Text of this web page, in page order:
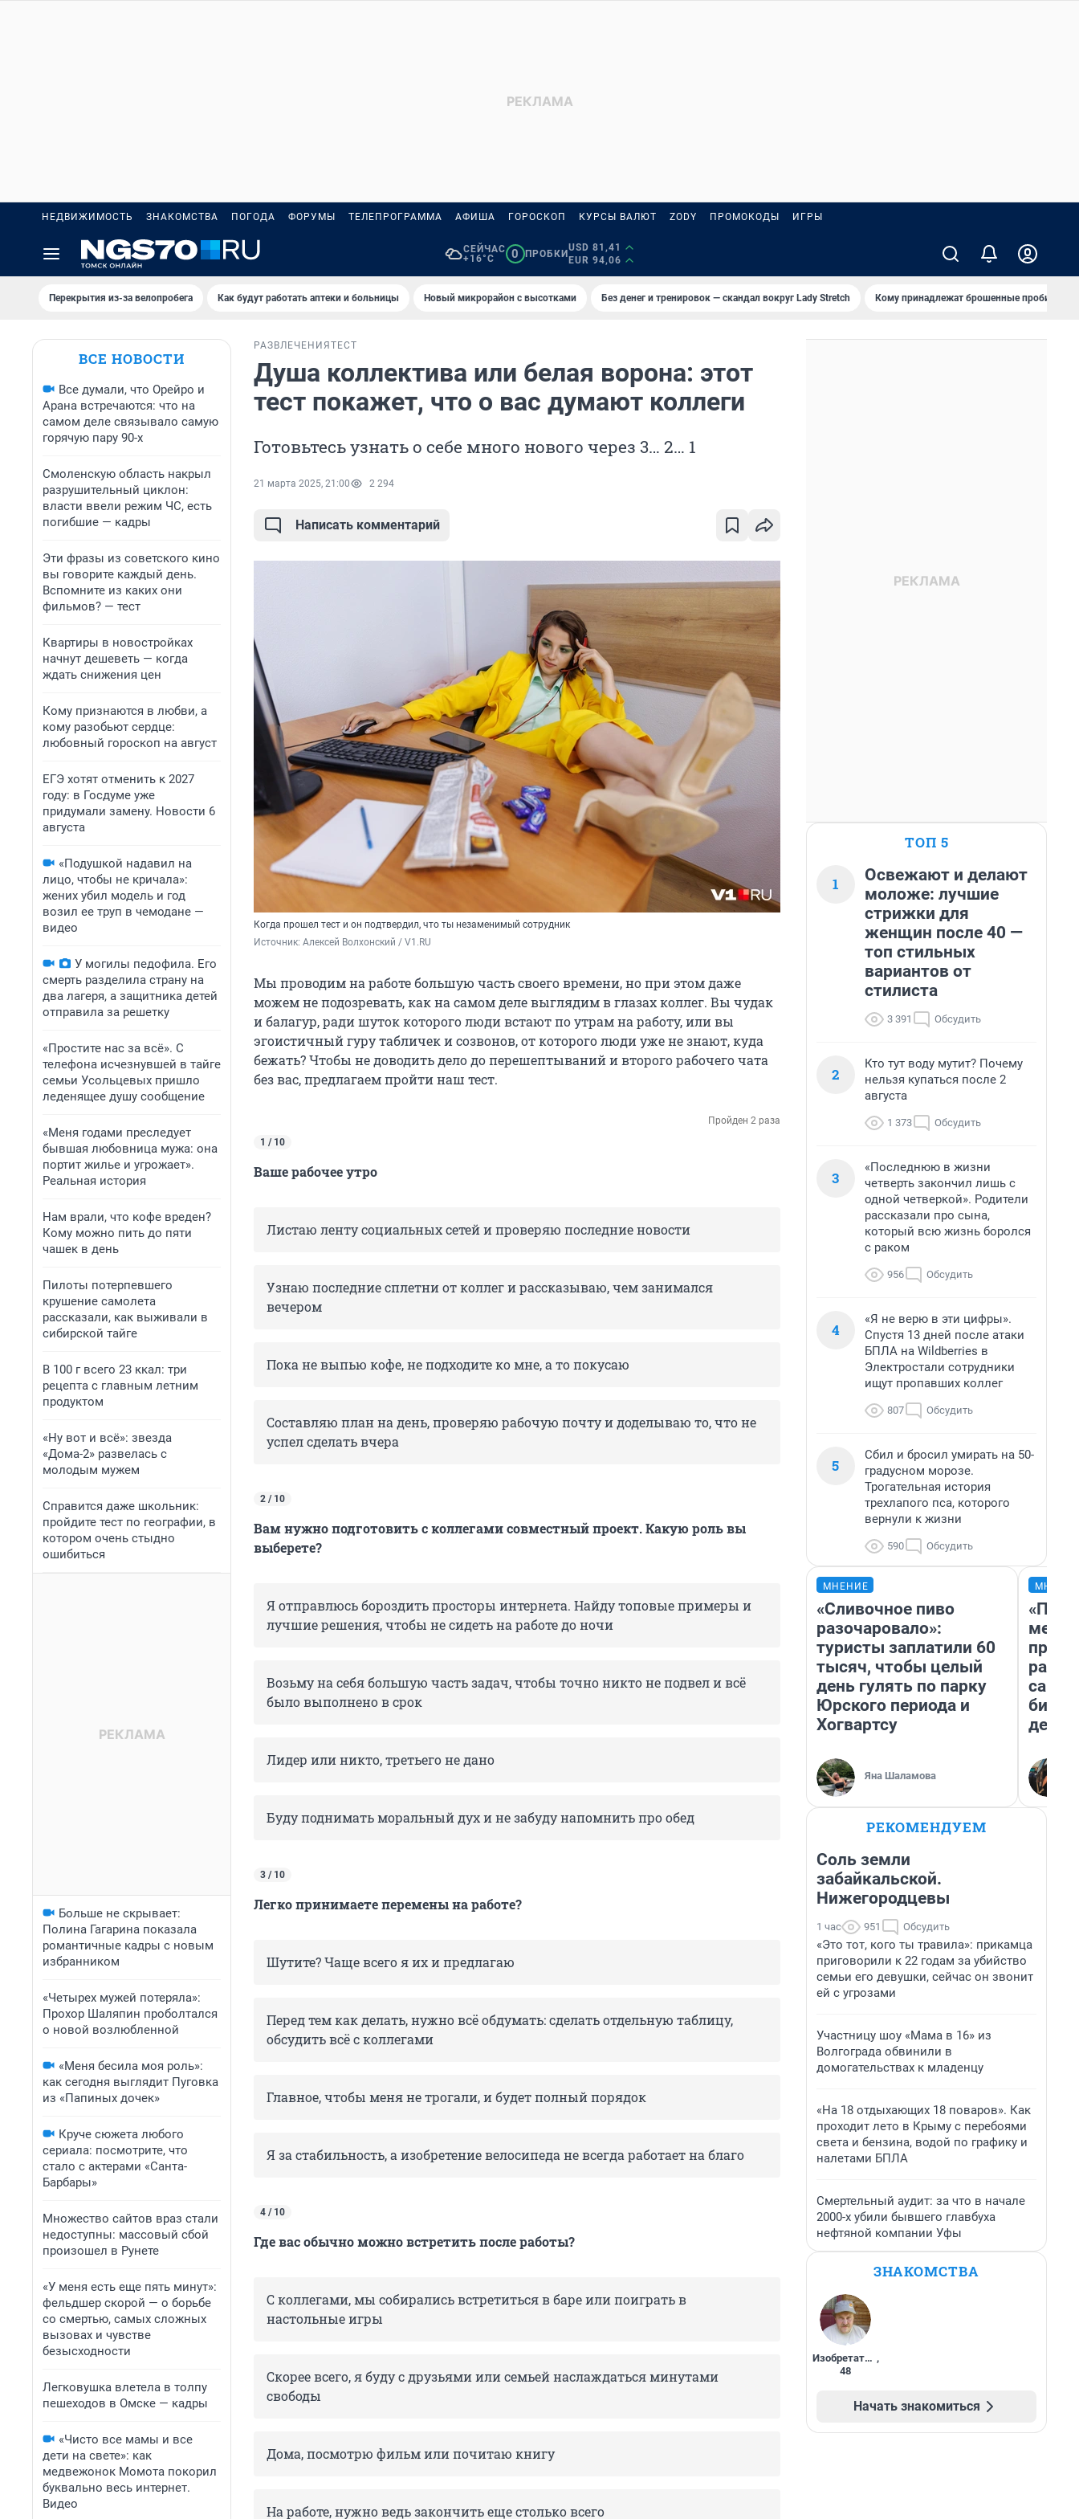
НЕДВИЖИМОСТЬ ЗНАКОМСТВА ПОГОДА ФОРУМЫ ТЕЛЕПРОГРАММА АФИША ГОРОСКОП КУРСЫ ВАЛЮТ ZODY ПРОМОКОДЫ ИГРЫ
СЕЙЧАС
+16°C
0 ПРОБКИ
USD 81,41
EUR 94,06
Перекрытия из-за велопробега Как будут работать аптеки и больницы Новый микрорайон с высотками Без денег и тренировок — скандал вокруг Lady Stretch Кому принадлежат брошенные пробирки?
ВСЕ НОВОСТИ
Все думали, что Орейро и
Арана встречаются: что на
самом деле связывало самую
горячую пару 90-х
Смоленскую область накрыл
разрушительный циклон:
власти ввели режим ЧС, есть
погибшие — кадры
Эти фразы из советского кино
вы говорите каждый день.
Вспомните из каких они
фильмов? — тест
Квартиры в новостройках
начнут дешеветь — когда
ждать снижения цен
Кому признаются в любви, а
кому разобьют сердце:
любовный гороскоп на август
ЕГЭ хотят отменить к 2027
году: в Госдуме уже
придумали замену. Новости 6
августа
«Подушкой надавил на
лицо, чтобы не кричала»:
жених убил модель и год
возил ее труп в чемодане —
видео
У могилы педофила. Его
смерть разделила страну на
два лагеря, а защитника детей
отправила за решетку
«Простите нас за всё». С
телефона исчезнувшей в тайге
семьи Усольцевых пришло
леденящее душу сообщение
«Меня годами преследует
бывшая любовница мужа: она
портит жилье и угрожает».
Реальная история
Нам врали, что кофе вреден?
Кому можно пить до пяти
чашек в день
Пилоты потерпевшего
крушение самолета
рассказали, как выживали в
сибирской тайге
В 100 г всего 23 ккал: три
рецепта с главным летним
продуктом
«Ну вот и всё»: звезда
«Дома-2» развелась с
молодым мужем
Справится даже школьник:
пройдите тест по географии, в
котором очень стыдно
ошибиться
Больше не скрывает:
Полина Гагарина показала
романтичные кадры с новым
избранником
«Четырех мужей потеряла»:
Прохор Шаляпин проболтался
о новой возлюбленной
«Меня бесила моя роль»:
как сегодня выглядит Пуговка
из «Папиных дочек»
Круче сюжета любого
сериала: посмотрите, что
стало с актерами «Санта-
Барбары»
Множество сайтов враз стали
недоступны: массовый сбой
произошел в Рунете
«У меня есть еще пять минут»:
фельдшер скорой — о борьбе
со смертью, самых сложных
вызовах и чувстве
безысходности
Легковушка влетела в толпу
пешеходов в Омске — кадры
«Чисто все мамы и все
дети на свете»: как
медвежонок Момота покорил
буквально весь интернет.
Видео
РАЗВЛЕЧЕНИЯ ТЕСТ
Душа коллектива или белая ворона: этот
тест покажет, что о вас думают коллеги
Готовьтесь узнать о себе много нового через 3… 2… 1
21 марта 2025, 21:00 2 294
Написать комментарий
Когда прошел тест и он подтвердил, что ты незаменимый сотрудник
Источник: Алексей Волхонский / V1.RU
Мы проводим на работе большую часть своего времени, но при этом даже
можем не подозревать, как на самом деле выглядим в глазах коллег. Вы чудак
и балагур, ради шуток которого люди встают по утрам на работу, или вы
эгоистичный гуру табличек и созвонов, от которого люди уже не знают, куда
бежать? Чтобы не доводить дело до перешептываний и второго рабочего чата
без вас, предлагаем пройти наш тест.
Пройден 2 раза
1 / 10
Ваше рабочее утро
Листаю ленту социальных сетей и проверяю последние новости
Узнаю последние сплетни от коллег и рассказываю, чем занимался
вечером
Пока не выпью кофе, не подходите ко мне, а то покусаю
Составляю план на день, проверяю рабочую почту и доделываю то, что не
успел сделать вчера
2 / 10
Вам нужно подготовить с коллегами совместный проект. Какую роль вы
выберете?
Я отправлюсь бороздить просторы интернета. Найду топовые примеры и
лучшие решения, чтобы не сидеть на работе до ночи
Возьму на себя большую часть задач, чтобы точно никто не подвел и всё
было выполнено в срок
Лидер или никто, третьего не дано
Буду поднимать моральный дух и не забуду напомнить про обед
3 / 10
Легко принимаете перемены на работе?
Шутите? Чаще всего я их и предлагаю
Перед тем как делать, нужно всё обдумать: сделать отдельную таблицу,
обсудить всё с коллегами
Главное, чтобы меня не трогали, и будет полный порядок
Я за стабильность, а изобретение велосипеда не всегда работает на благо
4 / 10
Где вас обычно можно встретить после работы?
С коллегами, мы собирались встретиться в баре или поиграть в
настольные игры
Скорее всего, я буду с друзьями или семьей наслаждаться минутами
свободы
Дома, посмотрю фильм или почитаю книгу
На работе, нужно ведь закончить еще столько всего
ТОП 5
1
Освежают и делают
моложе: лучшие
стрижки для
женщин после 40 —
топ стильных
вариантов от
стилиста
3 391 Обсудить
2
Кто тут воду мутит? Почему
нельзя купаться после 2
августа
1 373 Обсудить
3
«Последнюю в жизни
четверть закончил лишь с
одной четверкой». Родители
рассказали про сына,
который всю жизнь боролся
с раком
956 Обсудить
4
«Я не верю в эти цифры».
Спустя 13 дней после атаки
БПЛА на Wildberries в
Электростали сотрудники
ищут пропавших коллег
807 Обсудить
5
Сбил и бросил умирать на 50-
градусном морозе.
Трогательная история
трехлапого пса, которого
вернули к жизни
590 Обсудить
МНЕНИЕ
«Сливочное пиво
разочаровало»:
туристы заплатили 60
тысяч, чтобы целый
день гулять по парку
Юрского периода и
Хогвартсу
Яна Шаламова
РЕКОМЕНДУЕМ
Соль земли
забайкальской.
Нижегородцевы
1 час 951 Обсудить
«Это тот, кого ты травила»: прикамца
приговорили к 22 годам за убийство
семьи его девушки, сейчас он звонит
ей с угрозами
Участницу шоу «Мама в 16» из
Волгограда обвинили в
домогательствах к младенцу
«На 18 отдыхающих 18 поваров». Как
проходит лето в Крыму с перебоями
света и бензина, водой по графику и
налетами БПЛА
Смертельный аудит: за что в начале
2000-х убили бывшего главбуха
нефтяной компании Уфы
ЗНАКОМСТВА
Изобретатель ,
48
Начать знакомиться